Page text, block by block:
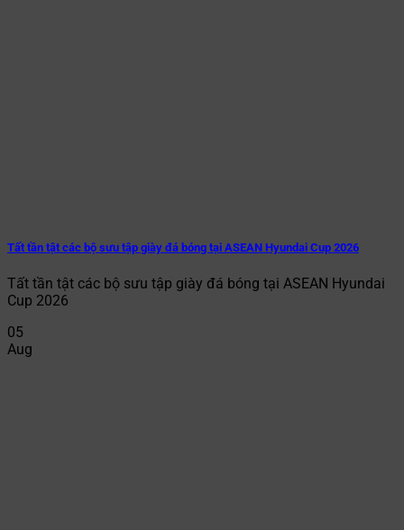
Tất tần tật các bộ sưu tập giày đá bóng tại ASEAN Hyundai Cup 2026
Tất tần tật các bộ sưu tập giày đá bóng tại ASEAN Hyundai
Cup 2026
05
Aug